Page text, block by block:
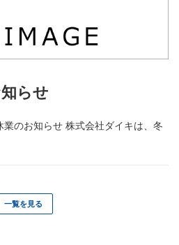
らせ
のお知らせ 株式会社ダイキは、冬
一覧を見る